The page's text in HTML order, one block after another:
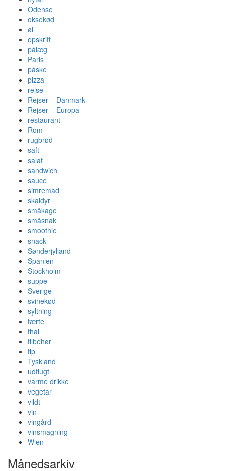
Odense
oksekød
øl
opskrift
pålæg
Paris
påske
pizza
rejse
Rejser – Danmark
Rejser – Europa
restaurant
Rom
rugbrød
saft
salat
sandwich
sauce
simremad
skaldyr
småkage
småsnak
smoothie
snack
Sønderjylland
Spanien
Stockholm
suppe
Sverige
svinekød
syltning
tærte
thai
tilbehør
tip
Tyskland
udflugt
varme drikke
vegetar
vildt
vin
vingård
vinsmagning
Wien
Månedsarkiv